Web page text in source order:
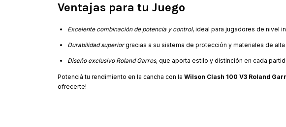
Ventajas para tu Juego
Excelente combinación de potencia y control, ideal para jugadores de nivel
Durabilidad superiorgracias a su sistema de protección y materiales de alta
Diseño exclusivo Roland Garros, que aporta estilo y distinción en cada
Potenciá tu rendimiento en la cancha con la Wilson Clash 100 V3 Roland
ofrecerte!